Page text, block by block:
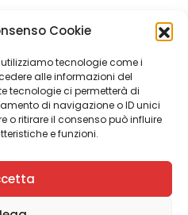
Cookie
utilizziamo tecnologie come i
alle informazioni del
tecnologie ci permetterà di
di navigazione o ID unici
o ritirare il consenso può influire
e funzioni.
in questo sito hanno
e in nessun caso possono
diagnosi o la prescrizione di
contenute nel sito non
modo sostituire il rapporto
specialistica. Si
riguardo qualsiasi